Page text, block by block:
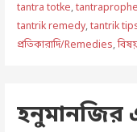
tantra totke,
tantrik remedy,tantrik
প্রতিকারাদি/Remedies,
হনুমানজির